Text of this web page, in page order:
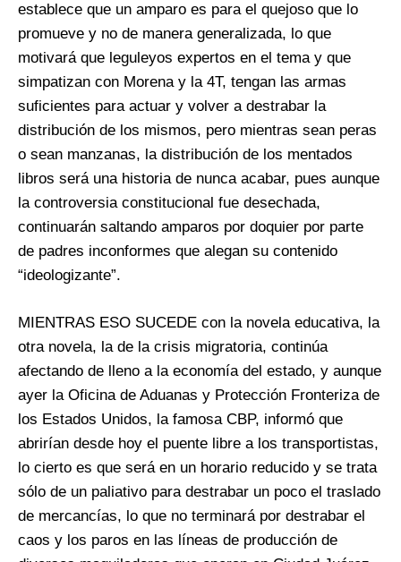
establece que un amparo es para el quejoso que lo
promueve y no de manera generalizada, lo que
motivará que leguleyos expertos en el tema y que
simpatizan con Morena y la 4T, tengan las armas
suficientes para actuar y volver a destrabar la
distribución de los mismos, pero mientras sean peras
o sean manzanas, la distribución de los mentados
libros será una historia de nunca acabar, pues aunque
la controversia constitucional fue desechada,
continuarán saltando amparos por doquier por parte
de padres inconformes que alegan su contenido
“ideologizante”.
MIENTRAS ESO SUCEDE con la novela educativa, la
otra novela, la de la crisis migratoria, continúa
afectando de lleno a la economía del estado, y aunque
ayer la Oficina de Aduanas y Protección Fronteriza de
los Estados Unidos, la famosa CBP, informó que
abrirían desde hoy el puente libre a los transportistas,
lo cierto es que será en un horario reducido y se trata
sólo de un paliativo para destrabar un poco el traslado
de mercancías, lo que no terminará por destrabar el
caos y los paros en las líneas de producción de